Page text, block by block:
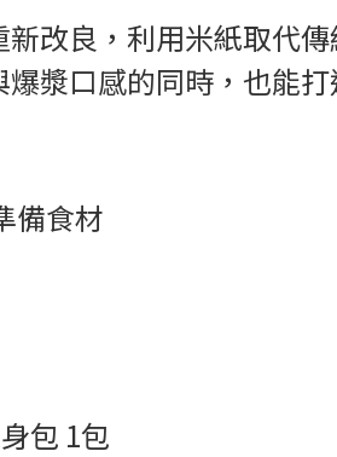
改良，利用米紙取代
漿口感的同時，也能
備食材
包 1包